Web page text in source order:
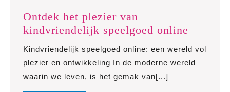
Ontdek het plezier van
kindvriendelijk speelgoed online
het
plezier
van
Kindvriendelijk speelgoed online: een wereld vol
plezier en ontwikkeling In de moderne wereld
waarin we leven, is het gemak van[...]